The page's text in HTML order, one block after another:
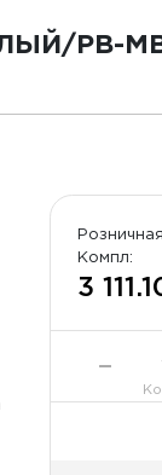
PB-
Компл:
3